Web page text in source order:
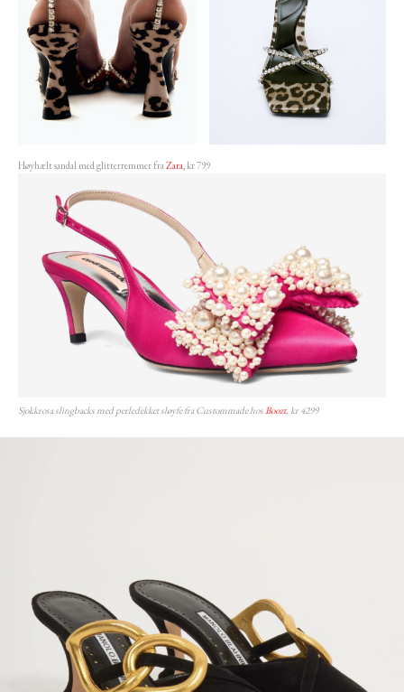
Høyhælt sandal med glitterremmer fraZara, kr 799
Sjokkrosa slingbacks med perledekket sløyfe fra Custommade hosBoozt, kr 4299